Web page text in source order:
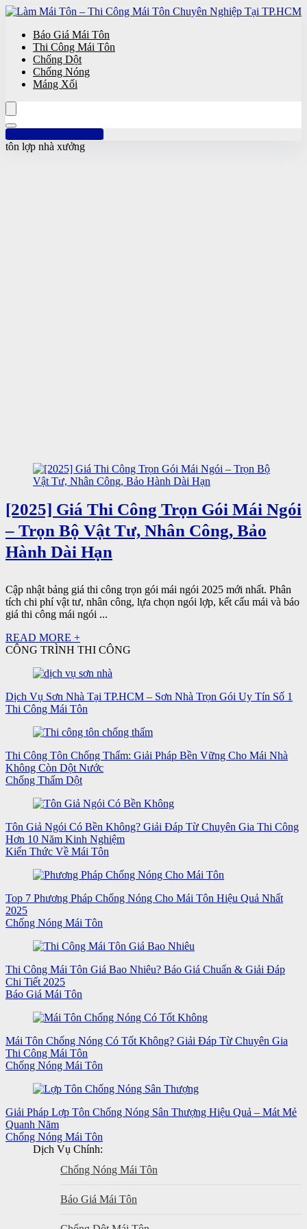
Báo Giá Mái Tôn
Thi Công Mái Tôn
Chống Dột
Chống Nóng
Máng Xối
Hotline: 0961 894 472
tôn lợp nhà xưởng
[2025] Giá Thi Công Trọn Gói Mái Ngói
– Trọn Bộ Vật Tư, Nhân Công, Bảo
Hành Dài Hạn
Cập nhật bảng giá thi công trọn gói mái ngói 2025 mới nhất. Phân
tích chi phí vật tư, nhân công, lựa chọn ngói lợp, kết cấu mái và báo
giá thi công mái ngói ...
READ MORE +
CÔNG TRÌNH THI CÔNG
Dịch Vụ Sơn Nhà Tại TP.HCM – Sơn Nhà Trọn Gói Uy Tín Số 1
Thi Công Mái Tôn
Thi Công Tôn Chống Thấm: Giải Pháp Bền Vững Cho Mái Nhà
Không Còn Dột Nước
Chống Thấm Dột
Tôn Giả Ngói Có Bền Không? Giải Đáp Từ Chuyên Gia Thi Công
Hơn 10 Năm Kinh Nghiệm
Kiến Thức Về Mái Tôn
Top 7 Phương Pháp Chống Nóng Cho Mái Tôn Hiệu Quả Nhất
2025
Chống Nóng Mái Tôn
Thi Công Mái Tôn Giá Bao Nhiêu? Báo Giá Chuẩn & Giải Đáp
Chi Tiết 2025
Báo Giá Mái Tôn
Mái Tôn Chống Nóng Có Tốt Không? Giải Đáp Từ Chuyên Gia
Thi Công Mái Tôn
Chống Nóng Mái Tôn
Giải Pháp Lợp Tôn Chống Nóng Sân Thượng Hiệu Quả – Mát Mẻ
Quanh Năm
Chống Nóng Mái Tôn
Dịch Vụ Chính:
Chống Nóng Mái Tôn
Báo Giá Mái Tôn